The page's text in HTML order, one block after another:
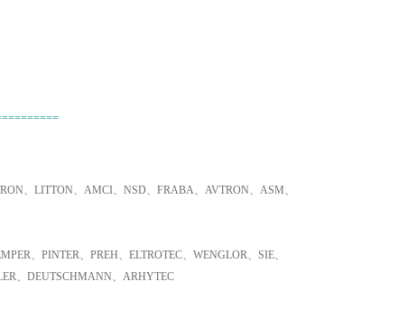
、LITTON、AMCI、NSD、FRABA、AVTRON、ASM、
、PINTER、PREH、ELTROTEC、WENGLOR、SIE、
、DEUTSCHMANN、ARHYTEC